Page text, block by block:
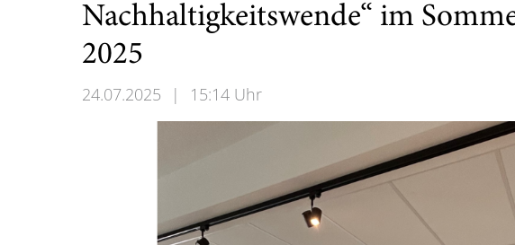
Nachhaltigkeitswende“ im
2025
24.07.2025 | 15:14 Uhr